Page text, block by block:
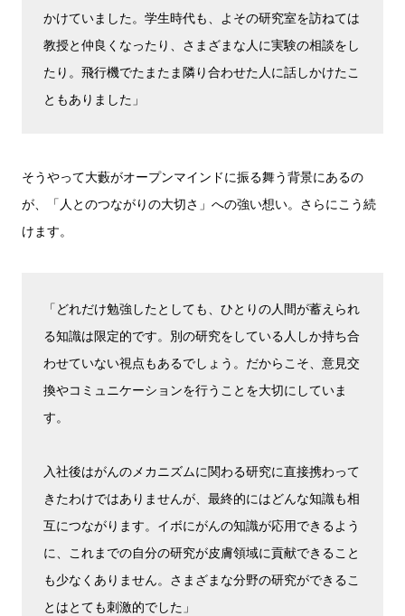
かけていました。学生時代も、よその研究室を訪ねては
教授と仲良くなったり、さまざまな人に実験の相談をし
たり。飛行機でたまたま隣り合わせた人に話しかけたこ
ともありました」
そうやって大藪がオープンマインドに振る舞う背景にあるの
が、「人とのつながりの大切さ」への強い想い。さらにこう続
けます。
「どれだけ勉強したとしても、ひとりの人間が蓄えられ
る知識は限定的です。別の研究をしている人しか持ち合
わせていない視点もあるでしょう。だからこそ、意見交
換やコミュニケーションを行うことを大切にしていま
す。
入社後はがんのメカニズムに関わる研究に直接携わって
きたわけではありませんが、最終的にはどんな知識も相
互につながります。イボにがんの知識が応用できるよう
に、これまでの自分の研究が皮膚領域に貢献できること
も少なくありません。さまざまな分野の研究ができるこ
とはとても刺激的でした」